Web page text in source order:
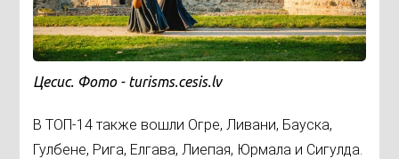
Цесис. Фото - turisms.cesis.lv
В ТОП-14 также вошли Огре, Ливани, Бауска,
Гулбене, Рига, Елгава, Лиепая, Юрмала и Сигулда.